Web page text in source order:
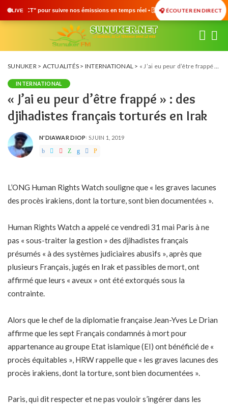
LIVE
nos émissions en temps réel • 🇸🇳 Actualités du Sénégal • 🌍 Actualités
🎧 ÉCOUTER EN DIRECT
SUNUKER> ACTUALITÉS > INTERNATIONAL > « J’ai eu peur d’être frappé » : des djihadistes français torturés en Irak
INTERNATIONAL
« J’ai eu peur d’être frappé » : des
djihadistes français torturés en Irak
POSTED
BY
N'DIAWAR DIOP JUIN 1, 2019
L’ONG Human Rights Watch souligne que « les graves lacunes
des procès irakiens, dont la torture, sont bien documentées ».
Human Rights Watch a appelé ce vendredi 31 mai Paris à ne
pas « sous-traiter la gestion » des djihadistes français
présumés « à des systèmes judiciaires abusifs », après que
plusieurs Français, jugés en Irak et passibles de mort, ont
affirmé que leurs « aveux » ont été extorqués sous la
contrainte.
Alors que le chef de la diplomatie française Jean-Yves Le Drian
affirme que les sept Français condamnés à mort pour
appartenance au groupe Etat islamique (EI) ont bénéficié de «
procès équitables », HRW rappelle que « les graves lacunes des
procès irakiens, dont la torture, sont bien documentées ».
Paris, qui dit respecter et ne pas vouloir s’ingérer dans les